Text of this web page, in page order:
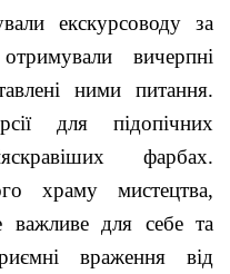
екскурсоводу за
вичерпні
ними питання.
для підопічних
фарбах.
храму мистецтва,
для себе та
враження від